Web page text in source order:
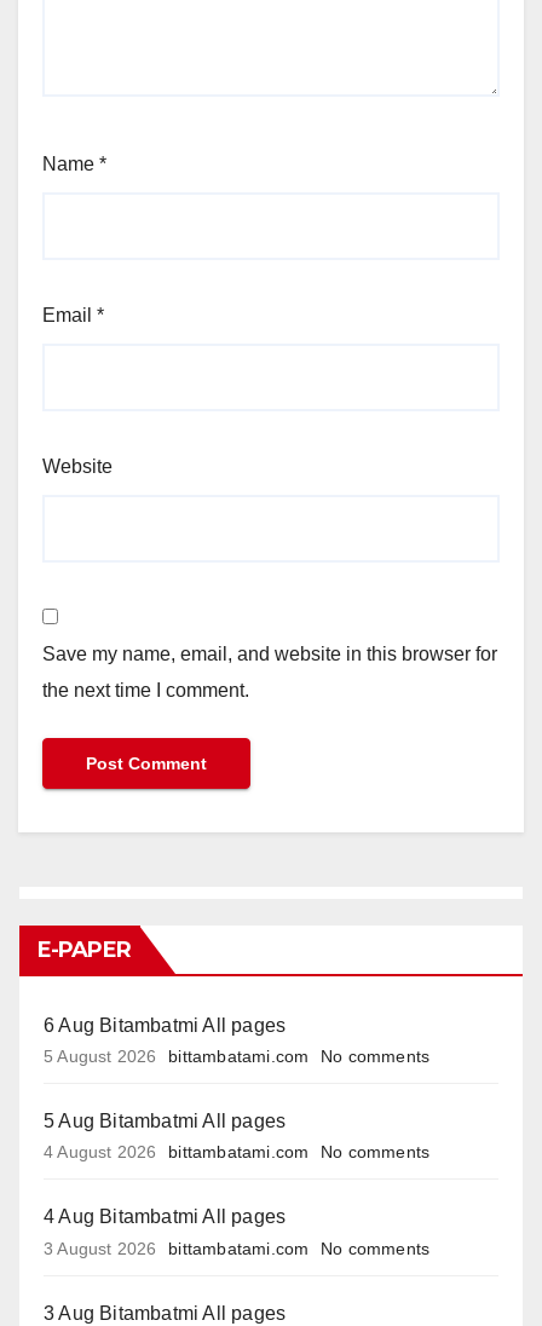
Name *
Email *
Website
Save my name, email, and website in this browser for
the next time I comment.
E-PAPER
6 Aug Bitambatmi All pages
5 August 2026 bittambatami.com No comments
5 Aug Bitambatmi All pages
4 August 2026 bittambatami.com No comments
4 Aug Bitambatmi All pages
3 August 2026 bittambatami.com No comments
3 Aug Bitambatmi All pages